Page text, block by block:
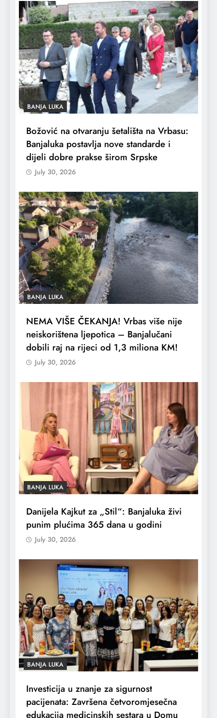
BANJA LUKA
Božović na otvaranju šetališta na Vrbasu:
Banjaluka postavlja nove standarde i
dijeli dobre prakse širom Srpske
July 30, 2026
BANJA LUKA
NEMA VIŠE ČEKANJA! Vrbas više nije
neiskorištena ljepotica – Banjalučani
dobili raj na rijeci od 1,3 miliona KM!
July 30, 2026
BANJA LUKA
Danijela Kajkut za „Stil“: Banjaluka živi
punim plućima 365 dana u godini
July 30, 2026
BANJA LUKA
Investicija u znanje za sigurnost
pacijenata: Završena četvoromjesečna
edukacija medicinskih sestara u Domu